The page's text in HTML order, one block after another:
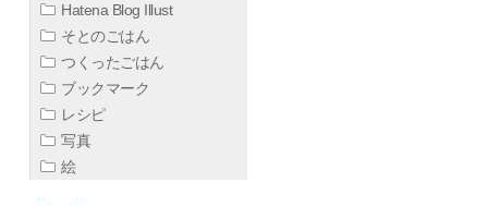
Hatena Blog Illust
そとのごはん
つくったごはん
ブックマーク
レシピ
写真
絵